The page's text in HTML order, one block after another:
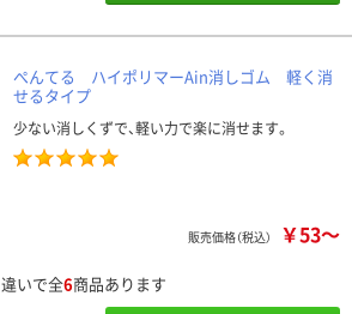
ぺんてる ハイポリマーAin消しゴム 軽く消
せるタイプ
少ない消しくずで、軽い力で楽に消せます。
販売価格（税込） ￥53～
違いで全6商品あります